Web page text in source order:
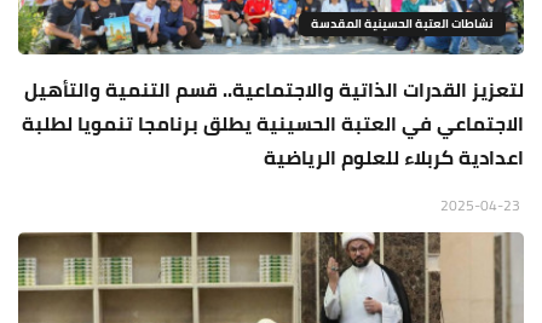
نشاطات العتبة الحسينية المقدسة
لتعزيز القدرات الذاتية والاجتماعية.. قسم التنمية والتأهيل
الاجتماعي في العتبة الحسينية يطلق برنامجا تنمويا لطلبة
اعدادية كربلاء للعلوم الرياضية